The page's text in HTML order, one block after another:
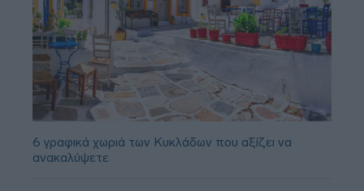
6 γραφικά χωριά των Κυκλάδων που αξίζει να
ανακαλύψετε